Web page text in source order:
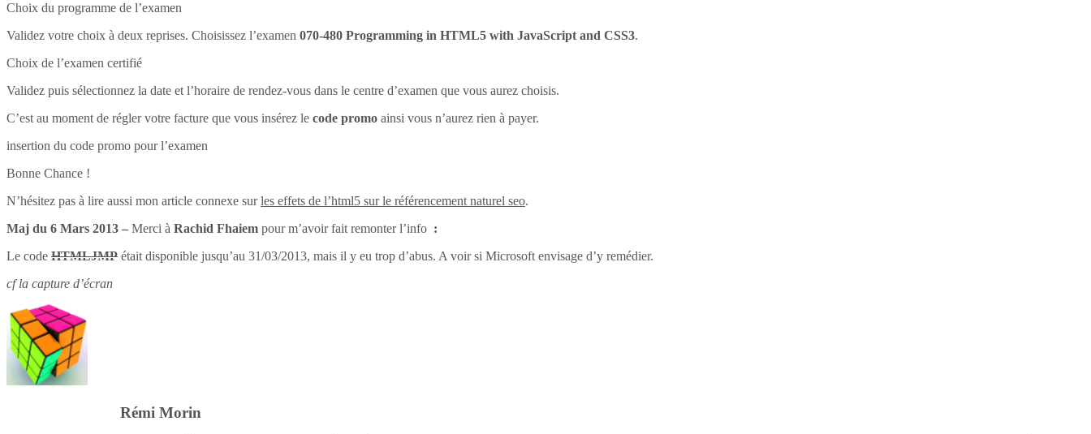
Choix du programme de l’examen
Validez votre choix à deux reprises. Choisissez l’examen 070-480 Programming in HTML5 with JavaScript and CSS3.
Choix de l’examen certifié
Validez puis sélectionnez la date et l’horaire de rendez-vous dans le centre d’examen que vous aurez choisis.
C’est au moment de régler votre facture que vous insérez le code promo ainsi vous n’aurez rien à payer.
insertion du code promo pour l’examen
Bonne Chance !
N’hésitez pas à lire aussi mon article connexe surles effets de l’html5 sur le référencement naturel seo.
Maj du 6 Mars 2013 – Merci à Rachid Fhaiem pour m’avoir fait remonter l’info :
Le code HTMLJMP était disponible jusqu’au 31/03/2013, mais il y eu trop d’abus. A voir si Microsoft envisage d’y remédier.
cf la capture d’écran
Rémi Morin